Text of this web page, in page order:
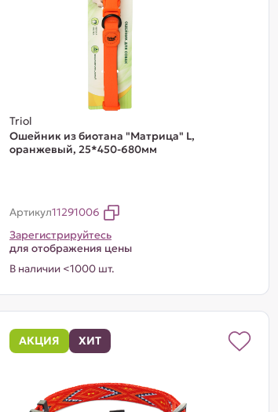
Triol
Ошейник из биотана "Матрица" L,
оранжевый, 25*450-680мм
Артикул11291006
Зарегистрируйтесь
для отображения цены
В наличии <1000 шт.
АКЦИЯ ХИТ